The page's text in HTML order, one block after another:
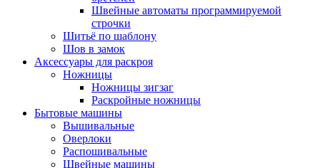
Швейные автоматы программируемой
строчки
Шитьё по шаблону
Шов в замок
Аксессуары для раскроя
Ножницы
Ножницы зигзаг
Раскройные ножницы
Бытовые машины
Вышивальные
Оверлоки
Распошивальные
Швейные машины